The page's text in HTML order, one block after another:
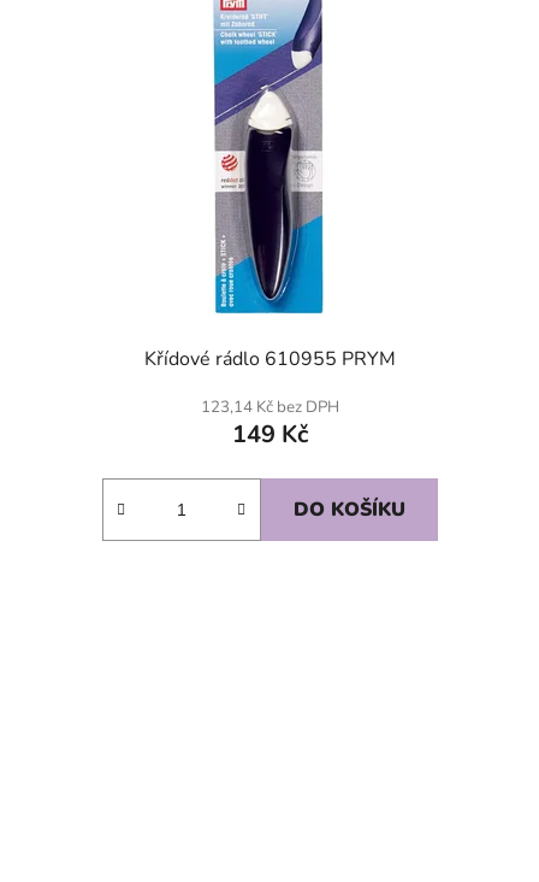
Křídové rádlo 610955 PRYM
123,14 Kč bez DPH
149 Kč
DO KOŠÍKU